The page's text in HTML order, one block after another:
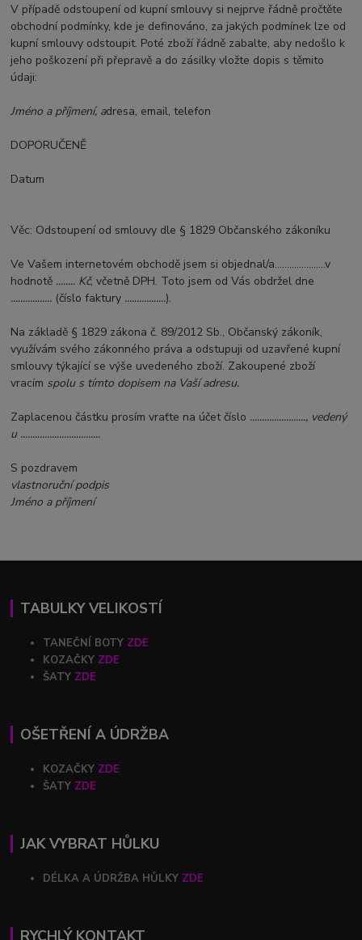
V případě odstoupení od kupní smlouvy si nejprve řádně pročtěte
obchodní podmínky, kde je definováno, za jakých podmínek lze od
kupní smlouvy odstoupit. Poté zboží řádně zabalte, aby nedošlo k
jeho poškození při přepravě a do zásilky vložte dopis s těmito
údaji:
Jméno a příjmení, adresa, email, telefon
DOPORUČENĚ
Datum
Věc: Odstoupení od smlouvy dle § 1829 Občanského zákoníku
Ve Vašem internetovém obchodě jsem si objednal/a.....................v
hodnotě ........ Kč, včetně DPH. Toto jsem od Vás obdržel dne
................. (číslo faktury .................).
Na základě § 1829 zákona č. 89/2012 Sb., Občanský zákoník,
využívám svého zákonného práva a odstupuji od uzavřené kupní
smlouvy týkající se výše uvedeného zboží. Zakoupené zboží
vracím spolu s tímto dopisem na Vaší adresu.
Zaplacenou částku prosím vraťte na účet číslo ......................., vedený
u .................................
S pozdravem
vlastnoruční podpis
Jméno a příjmení
TABULKY VELIKOSTÍ
TANEČNÍ BOTY ZDE
KOZAČKY ZDE
ŠATY ZDE
OŠETŘENÍ A ÚDRŽBA
KOZAČKY ZDE
ŠATY ZDE
JAK VYBRAT HŮLKU
DÉLKA A ÚDRŽBA HŮLKY ZDE
RYCHLÝ KONTAKT